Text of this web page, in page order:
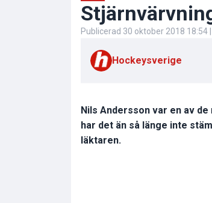
Publicerad 30 oktober 2018 18:54
Hockeysverige
Nils Andersson var en av
har det än så länge inte
läktaren.